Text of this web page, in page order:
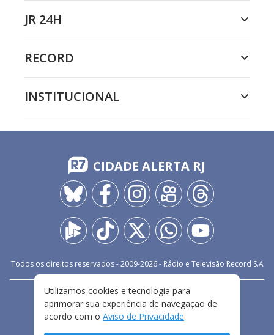
JR 24H
RECORD
INSTITUCIONAL
CIDADE ALERTA RJ
Todos os direitos reservados - 2009-2026- Rádio e Televisão Record S.A
FALE CONOSCO
PRIVACIDADE
TERMOS E CONDIÇÕES DE USO
Utilizamos cookies e tecnologia para
aprimorar sua experiência de navegação de
acordo com o Aviso de Privacidade.